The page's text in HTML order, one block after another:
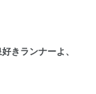
きランナーよ、